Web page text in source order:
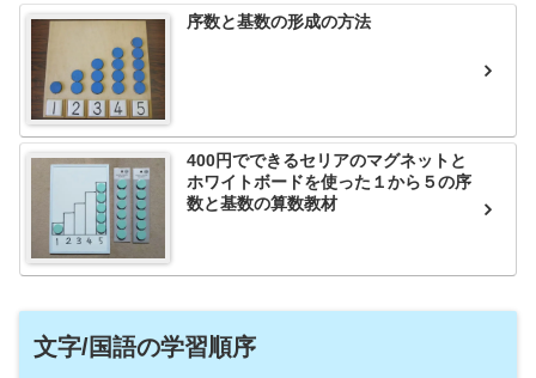
序数と基数の形成の方法
400円でできるセリアのマグネットと
ホワイトボードを使った１から５の序
数と基数の算数教材
文字/国語の学習順序